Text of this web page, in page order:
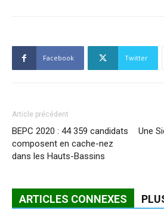
Facebook Twitter
Article précédent
BEPC 2020 : 44 359 candidats
composent en cache-nez
dans les Hauts-Bassins
Une
ARTICLES CONNEXES